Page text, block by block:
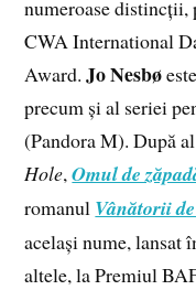
numeroase distincții,
CWA International
Award.Jo Nesbø
precum și al seriei
(Pandora M). După
Hole,Omul de
romanul Vânătorii
același nume, lansat
altele, la Premiul